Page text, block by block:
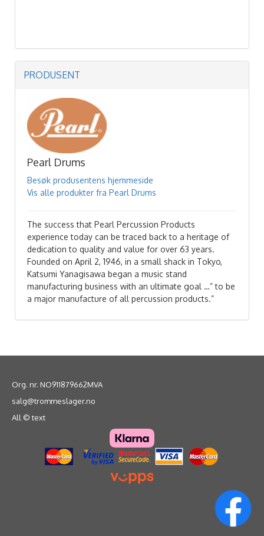
PRODUSENT
Pearl Drums
Besøk produsentens hjemmeside
Vis alle produkter fra Pearl Drums
The success that Pearl Percussion Products
experience today can be traced back to a heritage of
dedication to quality and value for over 63 years.
Founded on April 2, 1946, in a small shack in Tokyo,
Katsumi Yanagisawa began a music stand
manufacturing business with an ultimate goal …” to be
a major manufacture of all percussion products.”
Org. nr. NO911879662MVA
salg@trommeslager.no
All © text